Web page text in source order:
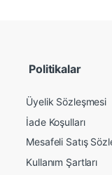
Politikalar
Üyelik Sözleşmesi
İade Koşulları
Mesafeli Satış
Kullanım Şartları